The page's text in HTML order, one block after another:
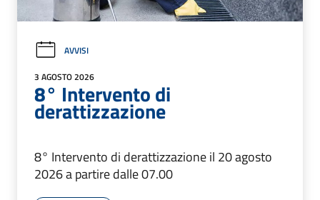
AVVISI
3 AGOSTO 2026
8° Intervento di
derattizzazione
8° Intervento di derattizzazione il 20 agosto
2026 a partire dalle 07.00